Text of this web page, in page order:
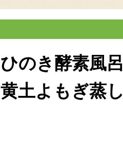
ひのき酵素風呂
黄土よもぎ蒸し